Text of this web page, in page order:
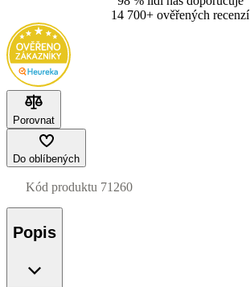
14 700+ ověřených recenzí
Porovnat
Do oblíbených
Kód produktu 71260
Popis